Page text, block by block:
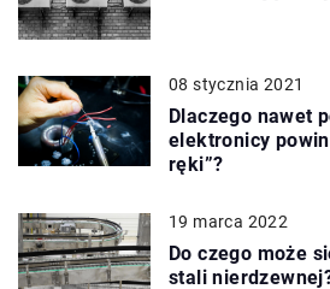
08 stycznia 2021
Dlaczego nawet
elektronicy
ręki”?
19 marca 2022
Do czego może
stali